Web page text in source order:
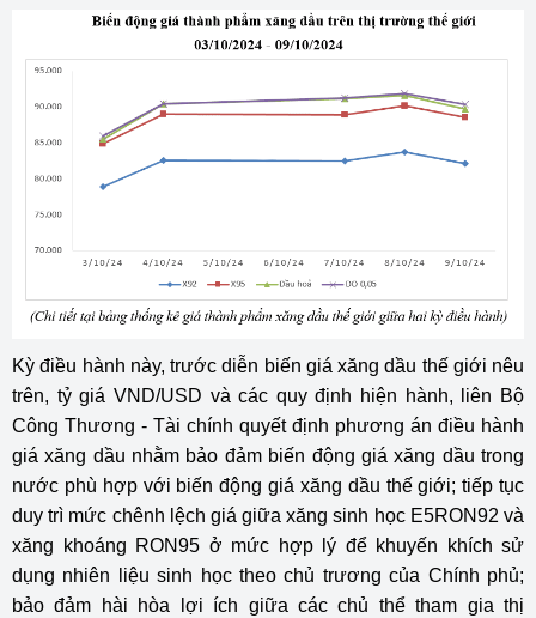
Kỳ điều hành này, trước diễn biến giá xăng dầu thế giới nêu
trên, tỷ giá VND/USD và các quy định hiện hành, liên Bộ
Công Thương - Tài chính quyết định phương án điều hành
giá xăng dầu nhằm bảo đảm biến động giá xăng dầu trong
nước phù hợp với biến động giá xăng dầu thế giới; tiếp tục
duy trì mức chênh lệch giá giữa xăng sinh học E5RON92 và
xăng khoáng RON95 ở mức hợp lý để khuyến khích sử
dụng nhiên liệu sinh học theo chủ trương của Chính phủ;
bảo đảm hài hòa lợi ích giữa các chủ thể tham gia thị